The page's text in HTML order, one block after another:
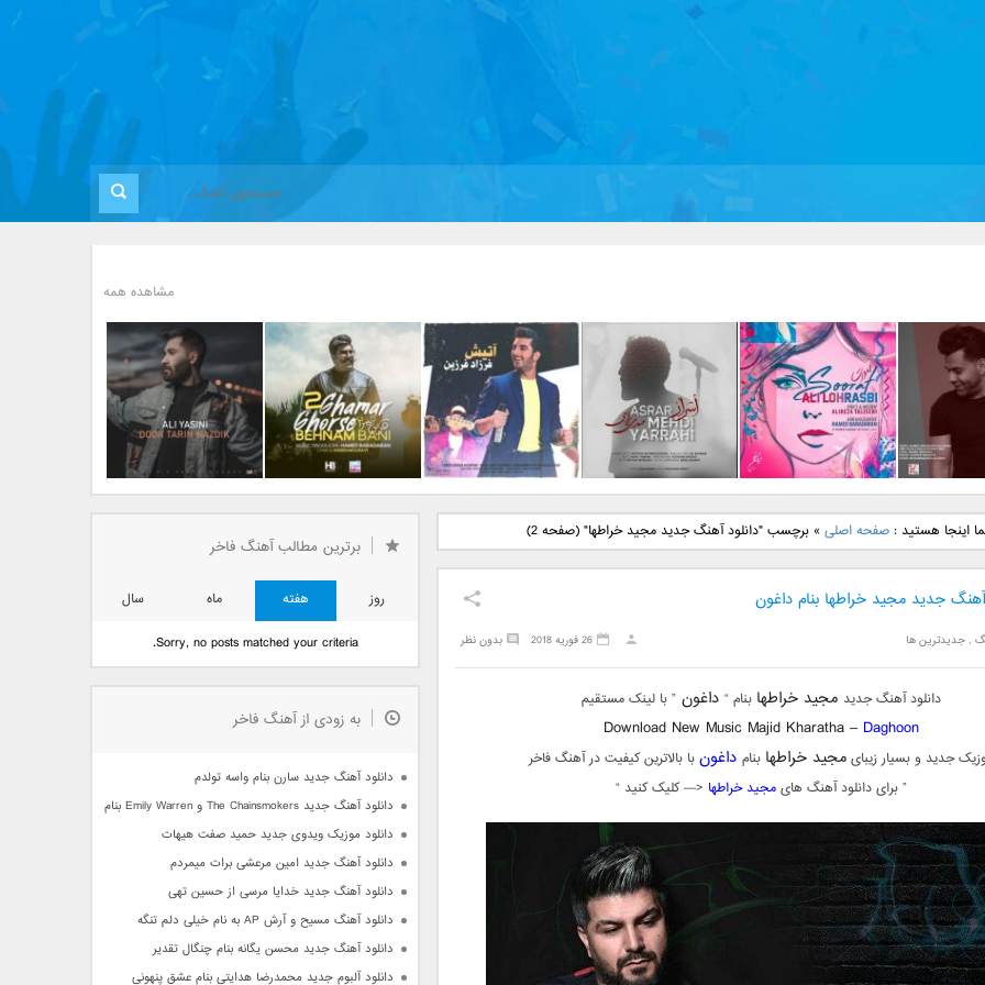
مشاهده همه
جدید رضا
بنام نگار
دانلود آهنگ جدید علی
لهراسبی بنام صورت
دانلود آهنگ جدید مهدی
یراحی بنام اسرار
دانلود آهنگ جدید فرزاد
فرزین بنام آتیش
بانی بنام قرص قمر 2
یاسینی بنام دورترین نزدیک
اینجا هستید :صفحه اصلی »برچسب "دانلود آهنگ جدید مجید خراطها"(صفحه 2)
آهنگ جدید مجید خراطها بنام داغون
,جدیدترین ها بدون نظر 26 فوریه 2018
دانلود آهنگ جدید مجید خراطها بنام “ داغون” با لینک مستقیم
Download New Music Majid Kharatha – Daghoon
جدید و بسیار زیبایمجید خراطها بنام داغونبا بالاترین کیفیت در آهنگ فاخر
” برای دانلود آهنگ هایمجید خراطها <— کلیک کنید “
برترین مطالب آهنگ فاخر
روز هفته ماه
سال
Sorry, no posts matched your criteria.
به زودی از آهنگ فاخر
دانلود آهنگ جدید سارن بنام واسه تولدم
دانلود آهنگ جدید The Chainsmokers و Emily Warren بنام Side Effects
دانلود موزیک ویدوی جدید حمید صفت هیهات
دانلود آهنگ جدید امین مرعشی برات میمردم
دانلود آهنگ جدید خدایا مرسی از حسین تهی
دانلود آهنگ مسیح و آرش AP به نام خیلی دلم تنگه
دانلود آهنگ جدید محسن یگانه بنام چنگال تقدیر
دانلود آلبوم جدید محمدرضا هدایتی بنام عشق پنهونی